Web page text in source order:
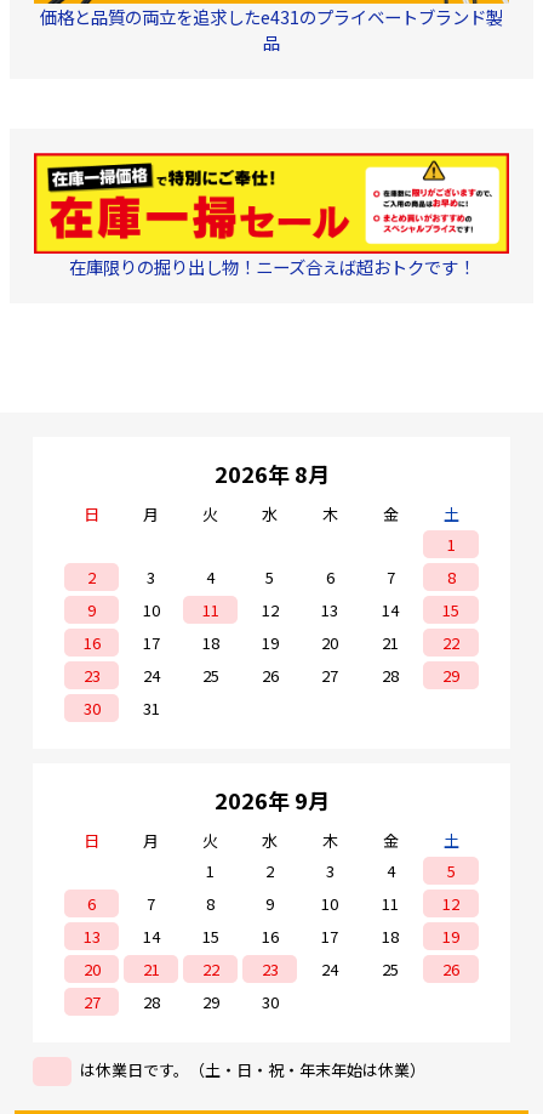
価格と品質の両立を追求したe431のプライベートブランド製
品
在庫限りの掘り出し物！ニーズ合えば超おトクです！
2026年 8月
日 月 火 水 木 金
土
1
2
3 4 5 6 7
8
9
10 11 12 13 14
15
16
17 18 19 20 21
22
23
24 25 26 27 28
29
30
31
2026年 9月
日 月 火 水 木 金
土
1
2 3 4
5
6
7 8 9 10 11
12
13
14 15 16 17 18
19
20
21 22 23 24 25
26
27
28 29 30
は休業日です。（土・日・祝・年末年始は休業）